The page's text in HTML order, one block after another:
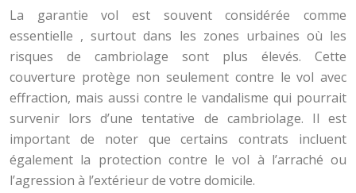
La garantie vol est souvent considérée comme
essentielle , surtout dans les zones urbaines où les
risques de cambriolage sont plus élevés. Cette
couverture protège non seulement contre le vol avec
effraction, mais aussi contre le vandalisme qui pourrait
survenir lors d’une tentative de cambriolage. Il est
important de noter que certains contrats incluent
également la protection contre le vol à l’arraché ou
l’agression à l’extérieur de votre domicile.